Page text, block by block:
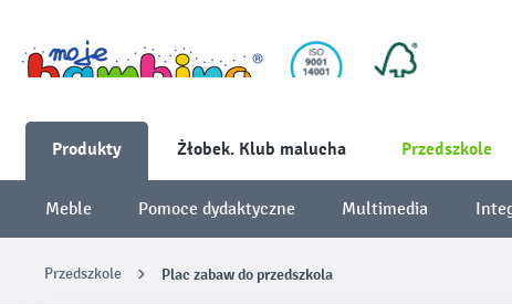
Produkty Żłobek. Klub malucha Przedszkole
Meble Pomoce dydaktyczne Multimedia
Przedszkole Plac zabaw do przedszkola